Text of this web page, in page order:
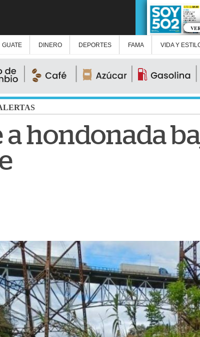
GUATE DINERO DEPORTES FAMA VIDA Y
a hondonada